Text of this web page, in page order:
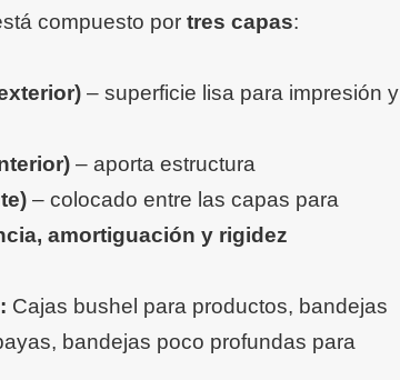
compuesto por tres capas:
– superficie lisa para impresión y
– aporta estructura
– colocado entre las capas para
amortiguación y rigidez
Cajas bushel para productos, bandejas
bandejas poco profundas para